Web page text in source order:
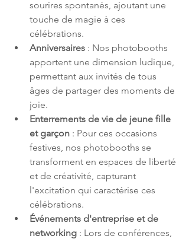
sourires spontanés, ajoutant une
touche de magie à ces
célébrations.
Anniversaires : Nos photobooths
apportent une dimension ludique,
permettant aux invités de tous
âges de partager des moments de
joie.
Enterrements de vie de jeune fille
et garçon : Pour ces occasions
festives, nos photobooths se
transforment en espaces de liberté
et de créativité, capturant
l'excitation qui caractérise ces
célébrations.
Événements d'entreprise et de
networking : Lors de conférences,